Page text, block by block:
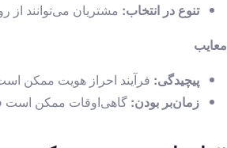
تنوع در انتخاب: مشتریان می‌توانند از
معایب
پیچیدگی: فرآیند احراز هویت ممکن
زمان‌بر بودن: گاهی‌اوقات ممکن است